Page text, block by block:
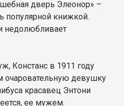
дверь Элеонор» –
популярной книжкой.
недолюбливает
Констанс в 1911 году
очаровательную девушку
красавец Энтони
ее мужем.